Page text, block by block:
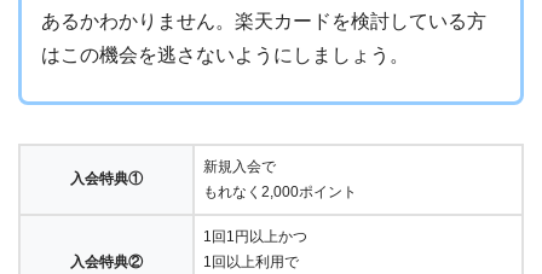
あるかわかりません。楽天カードを検討している方
はこの機会を逃さないようにしましょう。
入会特典①
新規入会で
もれなく2,000ポイント
入会特典②
1回1円以上かつ
1回以上利用で